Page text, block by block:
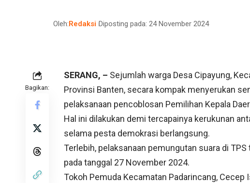
Oleh:Redaksi Diposting pada: 24 November 2024
Bagikan:
SERANG, – Sejumlah warga Desa Cipayung,
Provinsi Banten, secara kompak menyerukan
pelaksanaan pencoblosan Pemilihan Kepala
Hal ini dilakukan demi tercapainya kerukunan
selama pesta demokrasi berlangsung.
Terlebih, pelaksanaan pemungutan suara di
pada tanggal 27 November 2024.
Tokoh Pemuda Kecamatan Padarincang, Cecep